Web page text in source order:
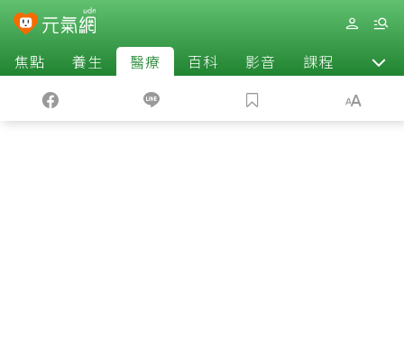
焦點 養生 醫療 百科 影音 課程 退休